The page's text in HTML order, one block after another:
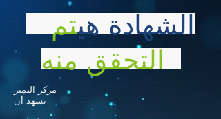
الشهادة هيتم
مركز التميز
يشهد أن